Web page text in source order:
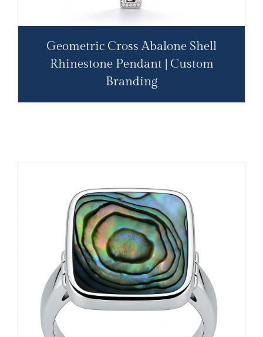
Geometric Cross Abalone Shell
Rhinestone Pendant | Custom
Branding